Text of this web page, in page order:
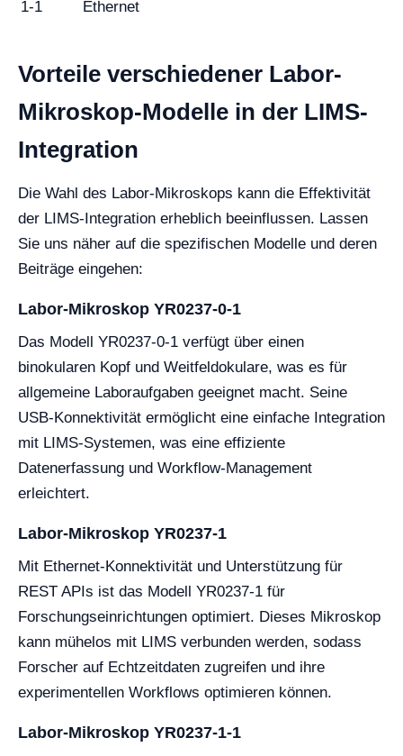
1-1
Ethernet
Vorteile verschiedener Labor-
Mikroskop-Modelle in der LIMS-
Integration
Die Wahl des Labor-Mikroskops kann die Effektivität
der LIMS-Integration erheblich beeinflussen. Lassen
Sie uns näher auf die spezifischen Modelle und deren
Beiträge eingehen:
Labor-Mikroskop YR0237-0-1
Das Modell YR0237-0-1 verfügt über einen
binokularen Kopf und Weitfeldokulare, was es für
allgemeine Laboraufgaben geeignet macht. Seine
USB-Konnektivität ermöglicht eine einfache Integration
mit LIMS-Systemen, was eine effiziente
Datenerfassung und Workflow-Management
erleichtert.
Labor-Mikroskop YR0237-1
Mit Ethernet-Konnektivität und Unterstützung für
REST APIs ist das Modell YR0237-1 für
Forschungseinrichtungen optimiert. Dieses Mikroskop
kann mühelos mit LIMS verbunden werden, sodass
Forscher auf Echtzeitdaten zugreifen und ihre
experimentellen Workflows optimieren können.
Labor-Mikroskop YR0237-1-1